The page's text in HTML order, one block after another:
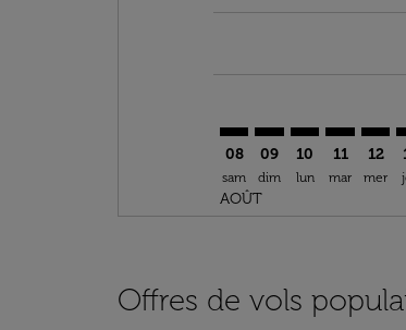
08
sam
AOÛT
09
dim
10
lun
11
mar
12
mer
Offres de vols